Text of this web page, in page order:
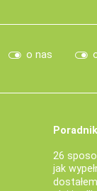
o nas
26
jak